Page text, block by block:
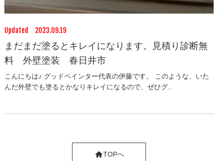
Updated 2023.09.19
まだまだ塗るとキレイになります。見積り診断無
料 外壁塗装 春日井市
こんにちは♪ グッドペインター代表の伊藤です。 このような、いた
んだ外壁でも塗るとかなりキレイになるので、ぜひグ..
TOPへ